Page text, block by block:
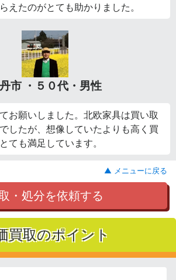
えたのがとても助かりました。
市 ・５０代・男性
お願いしました。北欧家具は買い取
したが、想像していたよりも高く買
ても満足しています。
▲ メニューに戻る
・処分を依頼する
買取のポイント